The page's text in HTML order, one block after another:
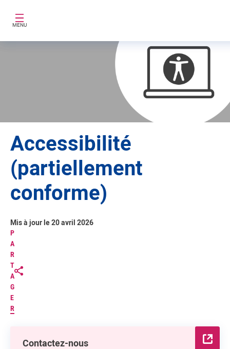
MENU
Accessibilité
(partiellement
conforme)
P
A
R
T
A
G
E
R
Mis à jour le 20 avril 2026
Contactez-nous